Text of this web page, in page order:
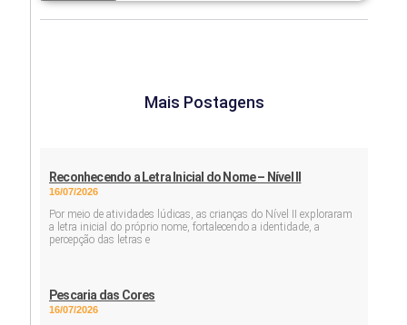
Mais Postagens
Reconhecendo a Letra Inicial do Nome – Nível II
16/07/2026
Por meio de atividades lúdicas, as crianças do Nível II exploraram
a letra inicial do próprio nome, fortalecendo a identidade, a
percepção das letras e
Pescaria das Cores
16/07/2026